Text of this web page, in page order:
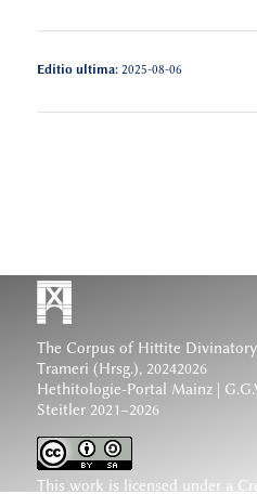
Editio ultima:2025-08-06
The Corpus of Hittite
Trameri (Hrsg.), 20242026
Hethitologie-Portal Mainz |
Steitler 2021–2026
This work is licensed under a